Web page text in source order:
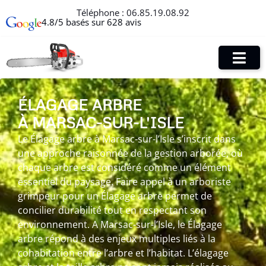
Téléphone : 06.85.19.08.92
4.8/5 basés sur 628 avis
ÉLAGAGE ARBRE
À MARSAC-SUR-L'ISLE
Le Élagage arbre à Marsac-sur-l’Isle s’inscrit dans
une approche raisonnée de la gestion arborée, où
chaque arbre est considéré comme un élément
essentiel du paysage. Faire appel à un arboriste
grimpeur pour un Élagage arbre permet de
concilier durabilité tout en respectant son
environnement. A Marsac-sur-l’Isle, le Élagage
arbre répond à des enjeux multiples liés à la
cohabitation entre l’arbre et l’habitat. L’élagage